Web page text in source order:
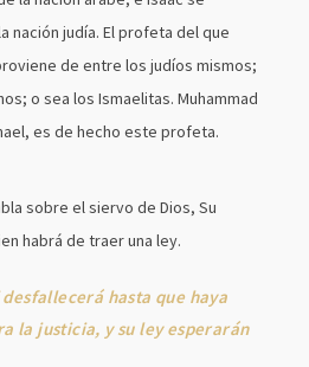
nación judía. El profeta del que
de entre los judíos mismos;
o sea los Ismaelitas. Muhammad
es de hecho este profeta.
sobre el siervo de Dios, Su
habrá de traer una ley.
hasta que haya
la justicia, y su ley esperarán